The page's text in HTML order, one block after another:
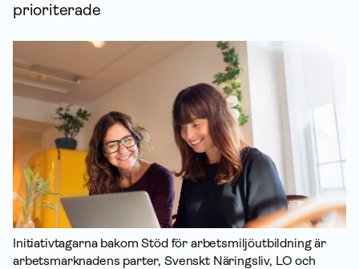
prioriterade
Initiativtagarna bakom Stöd för arbets­miljö­utbildning är
arbets­marknadens parter, Svenskt Näringsliv, LO och